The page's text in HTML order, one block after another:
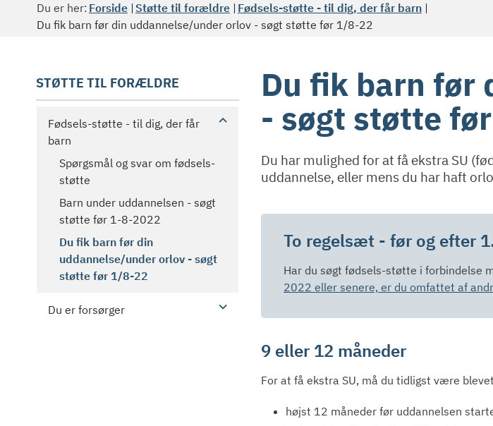
Du er her: Forside Støtte til forældre Fødsels-støtte - til dig, der får barn
Du fik barn før din uddannelse/under orlov - søgt støtte før 1/8-22
STØTTE TIL FORÆLDRE
Fødsels-støtte - til dig, der får
barn
Spørgsmål og svar om fødsels-
støtte
Barn under uddannelsen - søgt
støtte før 1-8-2022
Du fik barn før din
uddannelse/under orlov - søgt
støtte før 1/8-22
Du er forsørger
Du fik barn før
- søgt støtte
Du har mulighed for at få ekstra SU
uddannelse, eller mens du har haft
To regelsæt - før og efter
Har du søgt fødsels-støtte i forbindelse
2022 eller senere, er du omfattet af
9 eller 12 måneder
For at få ekstra SU, må du tidligst være
højst 12 måneder før uddannelsen